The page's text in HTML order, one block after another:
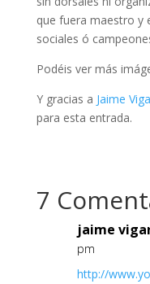
que fuera maestro y
sociales ó
Podéis ver más
Y gracias a Jaime
para esta entrada.
7
jaime
pm
http://